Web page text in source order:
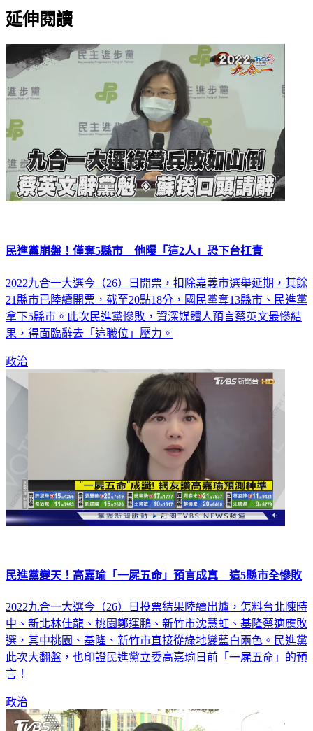
延伸閱讀
民進黨崩盤！僅奪5縣市 他曝「這2人」恐下台扛責
2022九合一大選今（26）日開票，扣除嘉義市選舉延期，其餘
21縣市已陸續開票，截至20點18分，國民黨奪13縣市、民進黨
拿下5縣市。此次民進黨慘敗，資深媒體人預言蔡英文最慘結
果，得面臨辭去「這職位」壓力。
政治
民進黨變天！高嘉瑜「一屍五命」預言成真 這5縣市全慘敗
2022九合一大選今（26）日投票結果陸續出爐，怎料台北陳時
中、新北林佳龍、桃園鄭運鵬、新竹市沈慧虹、基隆蔡適應敗
選，其中桃園、基隆、新竹市直接從綠地變藍白兩色。民進黨
此次大翻盤，也印證民進黨立委高嘉瑜日前「一屍五命」的預
言！
政治